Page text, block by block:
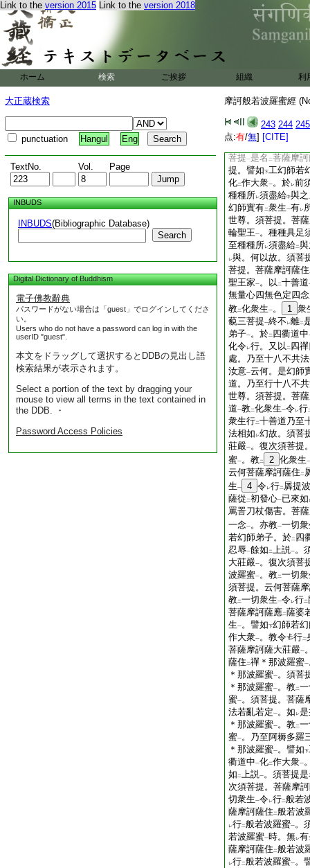
Link to the version 2015 Link to the version 2018
ホーム 検索 ご挨拶 組織 利
大正蔵検索
punctuation Hangul Eng
TextNo. Vol. Page
INBUDS
INBUDS(Bibliographic Database)
Search
Digital Dictionary of Buddhism
電子佛教辭典
パスワードがない場合は「guest」でログインしてくださ
い。
Users who do not have a password can log in with the
userID "guest".
本文をドラッグして選択するとDDBの見出し語
検索結果が表示されます。
Select a portion of the text by dragging your
mouse to view all terms in the text contained in
the DDB. ・
Password Access Policies
摩訶般若波羅蜜經
243 244 245
点:有/無] [CITE]
空。十力乃至十八
身如 二佛莊嚴
。
東方如恒河沙
是。三
上下亦復如
是。是
羅蜜摩訶衍大莊嚴
琉璃一 。化作 二轉輪
衣服臥具花香瓔珞
藥。種種所レ 須盡給 二
レ 謂應二六波羅蜜
。乃至阿耨
菩提一是名 二菩薩摩
提。譬如下工幻師若
化二作大衆一。於レ前
種種所レ須盡給中與之
幻師實有二衆生一有レ
世尊。須菩提。菩
輪聖王一。種種具足
至種種所レ須盡給二
レ與。何以故。須菩
菩提。菩薩摩訶薩住
聖王家一。以 二十善道
無量心四無色定四
教二化衆生一。 1 衆
藐三菩提一終不 レ離二
弟子一。於二 四衢道中
化令レ行。又以 二 四
處。乃至十八不共法
汝意一云何。是幻師
道。乃至行十八不
世尊。須菩提。菩
道一教二化衆生一令レ行
衆生行二十善道乃至
法相如 レ幻故。須菩
莊嚴一。復次須菩提
蜜一。教二 2 化衆生一
云何菩薩摩訶薩住 二
生一 4 令レ行二 羼提
薩從 二初發心一已來如
罵詈刀杖傷害。菩
一念一。亦教一一切
若幻師弟子。於二 四
忍辱一餘如 二上説一。
大莊嚴一。復次須菩
波羅蜜一。教二一切
須菩提。云何菩薩
教二一切衆生一令レ行二
菩薩摩訶薩應二薩婆
生一。譬如下幻師若
作大衆一。教令 行二
菩薩摩訶薩大莊嚴一
薩住 二禪＊那波羅蜜一
＊那波羅蜜一。須菩
＊那波羅蜜一。教二
蜜一。須菩提。菩薩
法若亂若定一。如 レ
＊那波羅蜜一。教二
蜜一。乃至阿耨多羅
＊那波羅蜜一。譬如下
衢道中一化二作大衆一
如 二上説一。須菩提
次須菩提。菩薩摩
切衆生一令レ行二般若
薩摩訶薩住 二般若波
レ行二般若波羅蜜一。
若波羅蜜一時。無レ有
薩摩訶薩住 二般若波
レ行二般若波羅蜜一。